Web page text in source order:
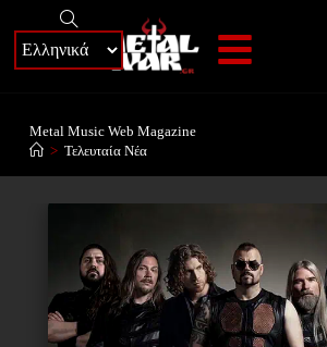
Metal Music Web Magazine
> Τελευταία Νέα